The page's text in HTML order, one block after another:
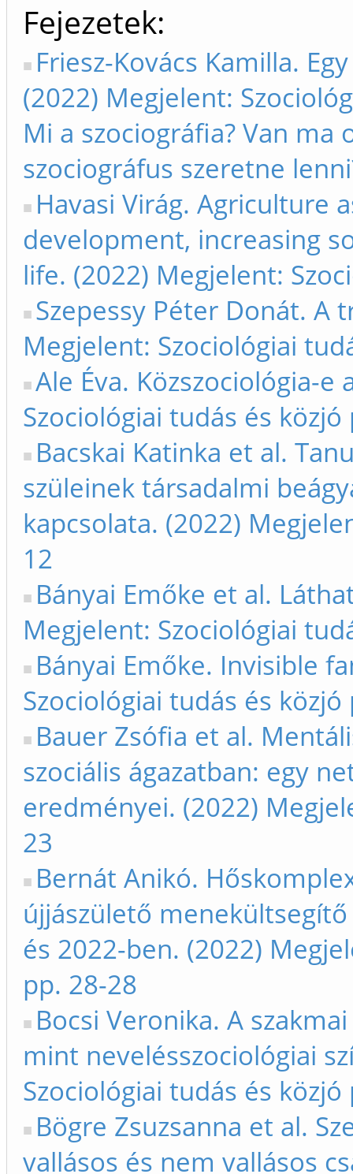
Fejezetek
Friesz-Kovács Kamilla.
(2022) Megjelent:
Mi a szociográfia? Van
szociográfus szeretne
Havasi Virág. Agriculture
development, increasing
life. (2022) Megjelent:
Szepessy Péter Donát.
Megjelent: Szociológiai
Ale Éva. Közszociológia-
Szociológiai tudás és közjó
Bacskai Katinka et al.
szüleinek társadalmi
kapcsolata. (2022)
12
Bányai Emőke et al.
Megjelent: Szociológiai
Bányai Emőke. Invisible
Szociológiai tudás és közjó
Bauer Zsófia et al.
szociális ágazatban: egy
eredményei. (2022)
23
Bernát Anikó.
újjászülető
és 2022-ben. (2022)
pp. 28-28
Bocsi Veronika. A
mint nevelésszociológiai
Szociológiai tudás és közjó
Bögre Zsuzsanna et al.
vallásos és nem vallásos